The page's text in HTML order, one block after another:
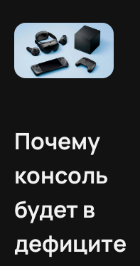
Почему
консоль
будет в
дефиците